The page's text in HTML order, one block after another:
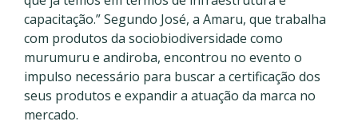
capacitação.” Segundo José, a Amaru, que trabalha
com produtos da sociobiodiversidade como
murumuru e andiroba, encontrou no evento o
impulso necessário para buscar a certificação dos
seus produtos e expandir a atuação da marca no
mercado.